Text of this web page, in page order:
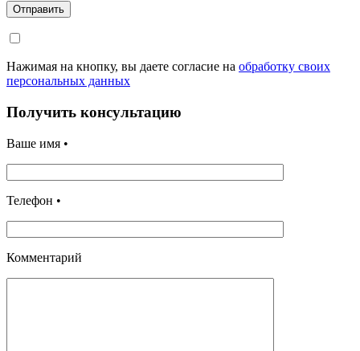
Отправить
Нажимая на кнопку, вы даете согласие на обработку своих
персональных данных
Получить консультацию
Ваше имя •
Телефон •
Комментарий